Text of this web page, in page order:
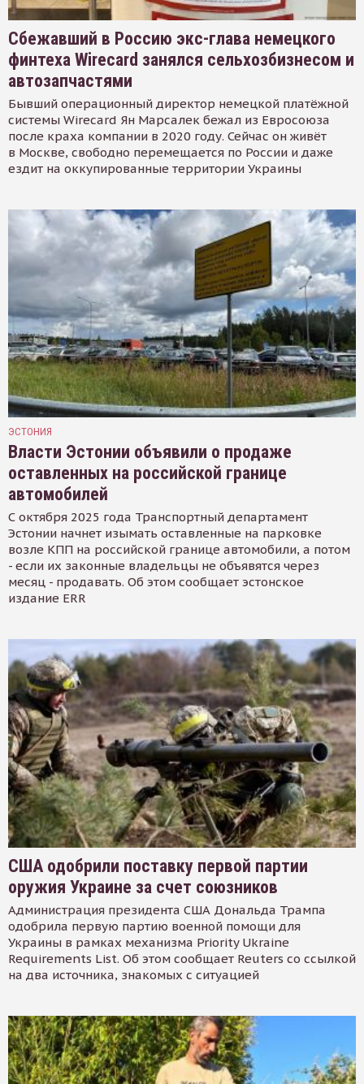
Сбежавший в Россию экс-глава немецкого
финтеха Wirecard занялся сельхозбизнесом и
автозапчастями
Бывший операционный директор немецкой платёжной
системы Wirecard Ян Марсалек бежал из Евросоюза
после краха компании в 2020 году. Сейчас он живёт
в Москве, свободно перемещается по России и даже
ездит на оккупированные территории Украины
ЭСТОНИЯ
Власти Эстонии объявили о продаже
оставленных на российской границе
автомобилей
С октября 2025 года Транспортный департамент
Эстонии начнет изымать оставленные на парковке
возле КПП на российской границе автомобили, а потом
- если их законные владельцы не объявятся через
месяц - продавать. Об этом сообщает эстонское
издание ERR
США одобрили поставку первой партии
оружия Украине за счет союзников
Администрация президента США Дональда Трампа
одобрила первую партию военной помощи для
Украины в рамках механизма Priority Ukraine
Requirements List. Об этом сообщает Reuters со ссылкой
на два источника, знакомых с ситуацией